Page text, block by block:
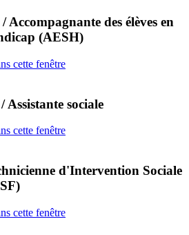
Accompagnante des élèves en
(AESH)
cette fenêtre
Assistante sociale
cette fenêtre
d'Intervention Sociale
cette fenêtre